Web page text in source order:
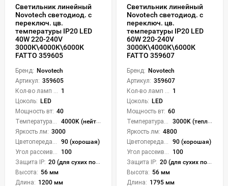
Светильник линейный
Novotech светодиод. с
переключ. цв.
температуры IP20 LED
40W 220-240V
3000К\4000К\6000К
FATTO 359605
Бренд: Novotech
Артикул: 359605
Кол-во ламп или LED: 1
Цоколь: LED
Мощность вт: 40
Температура света:
4000K (нейтральный), 6000K (холодный), CCT механическое переключение
Яркость лм: 3000
Цветопередача (CRI):
90 (хорошая)
Угол рассеивания света °:
100
Защита IP: 20 (для сухих пом.)
Высота: 56 мм
Длина: 1200 мм
Светильник линейный
Novotech светодиод. с
переключ. цв.
температуры IP20 LED
60W 220-240V
3000К\4000К\6000К
FATTO 359607
Бренд: Novotech
Артикул: 359607
Кол-во ламп или LED: 1
Цоколь: LED
Мощность вт: 60
Температура света:
3000K (теплый), 4000K (нейтральный), 6000K (холодный), CCT механическое переключение
Яркость лм: 4800
Цветопередача (CRI):
90 (хорошая)
Угол рассеивания света °:
100
Защита IP: 20 (для сухих пом.)
Высота: 56 мм
Длина: 1795 мм